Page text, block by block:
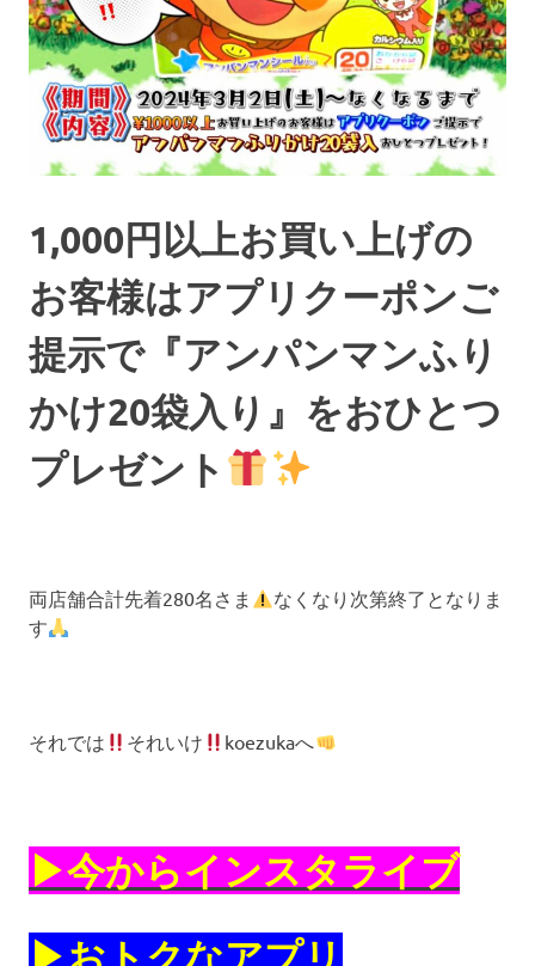
1,000円以上お買い上げの
お客様はアプリクーポンご
提示で『アンパンマンふり
かけ20袋入り』をおひとつ
プレゼント
両店舗合計先着280名さま
なくなり次第終了となりま
す
それでは それいけ koezukaへ
▶︎今からインスタライブ